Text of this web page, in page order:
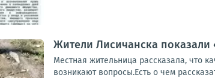
Жители Лисичанска
Местная жительница рассказала, что
возникают вопросы.Есть о чем